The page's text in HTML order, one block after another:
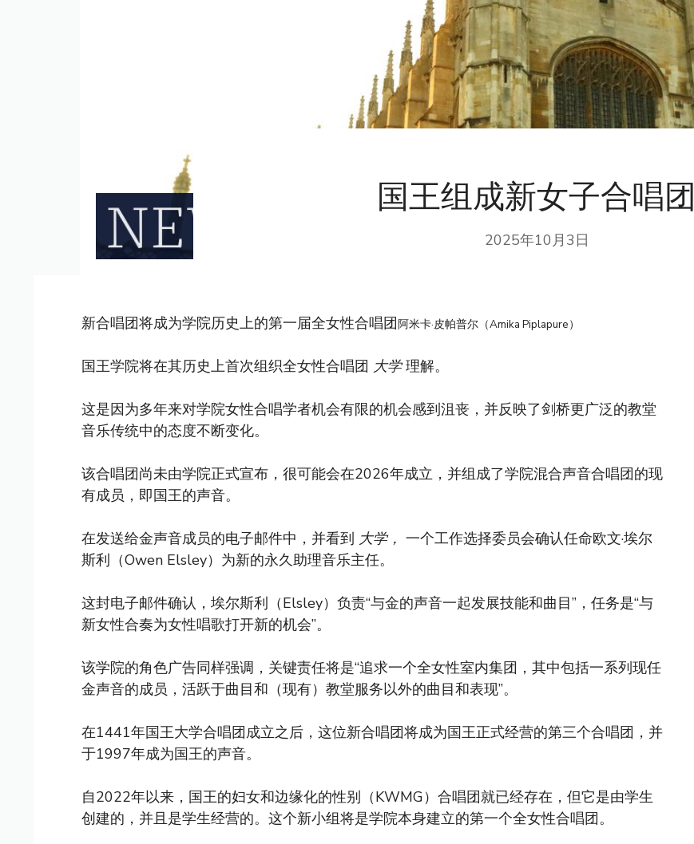
国王组成新女子合唱团
2025年10月3日
新合唱团将成为学院历史上的第一届全女性合唱团阿米卡·皮帕普尔（Amika Piplapure）
国王学院将在其历史上首次组织全女性合唱团 大学理解。
这是因为多年来对学院女性合唱学者机会有限的机会感到沮丧，并反映了剑桥更广泛的教堂
音乐传统中的态度不断变化。
该合唱团尚未由学院正式宣布，很可能会在2026年成立，并组成了学院混合声音合唱团的现
有成员，即国王的声音。
在发送给金声音成员的电子邮件中，并看到 大学， 一个工作选择委员会确认任命欧文·埃尔
斯利（Owen Elsley）为新的永久助理音乐主任。
这封电子邮件确认，埃尔斯利（Elsley）负责“与金的声音一起发展技能和曲目”，任务是“与
新女性合奏为女性唱歌打开新的机会”。
该学院的角色广告同样强调，关键责任将是“追求一个全女性室内集团，其中包括一系列现任
金声音的成员，活跃于曲目和（现有）教堂服务以外的曲目和表现”。
在1441年国王大学合唱团成立之后，这位新合唱团将成为国王正式经营的第三个合唱团，并
于1997年成为国王的声音。
自2022年以来，国王的妇女和边缘化的性别（KWMG）合唱团就已经存在，但它是由学生
创建的，并且是学生经营的。这个新小组将是学院本身建立的第一个全女性合唱团。